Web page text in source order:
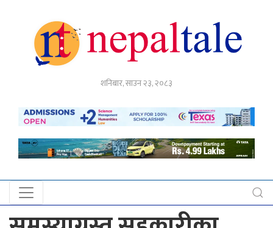
शनिबार, साउन २३, २०८३
अर्थ
नेपाल
प्रदेश
खबर